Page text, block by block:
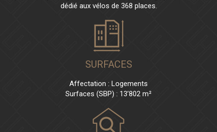
dédié aux vélos de 368 places.
SURFACES
Affectation : Logements
Surfaces (SBP) : 13’802 m²